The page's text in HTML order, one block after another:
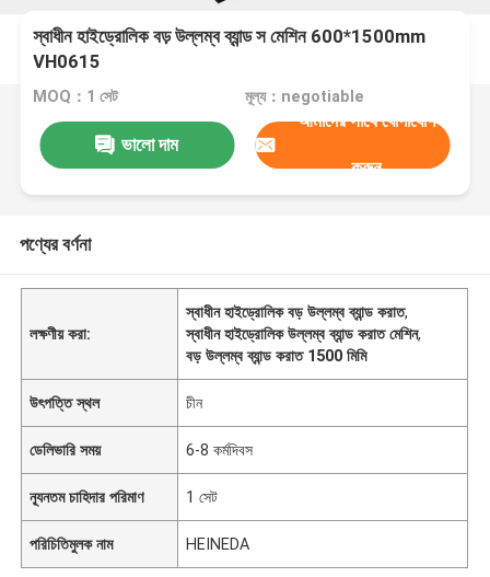
স্বাধীন হাইড্রোলিক বড় উল্লম্ব ব্যান্ড স মেশিন 600*1500mm
VH0615
MOQ：1 সেট মূল্য：negotiable
ভালো দাম
আমাদের সাথে যোগাযোগ
করুন
পণ্যের বর্ণনা
লক্ষণীয় করা:
স্বাধীন হাইড্রোলিক বড় উল্লম্ব ব্যান্ড করাত,
স্বাধীন হাইড্রোলিক উল্লম্ব ব্যান্ড করাত মেশিন,
বড় উল্লম্ব ব্যান্ড করাত 1500 মিমি
উৎপত্তি স্থল চীন
ডেলিভারি সময় 6-8 কর্মদিবস
ন্যূনতম চাহিদার পরিমাণ 1 সেট
পরিচিতিমুলক নাম HEINEDA